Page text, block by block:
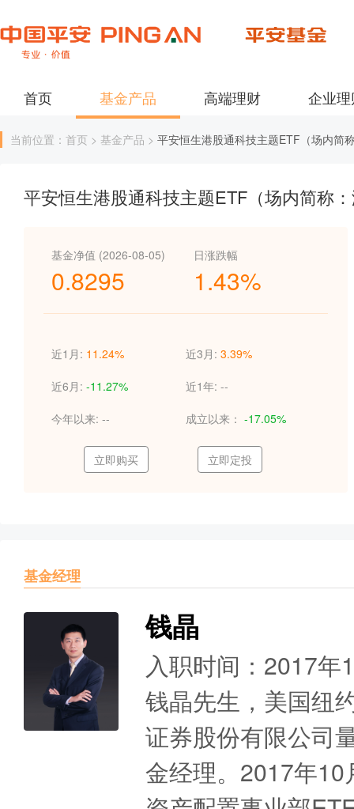
首页 基金产品 高端理财 企业
当前位置：首页 > 基金产品 > 平安恒生港股通科技主题ETF（场内简
平安恒生港股通科技主题ETF（场内简称
基金净值 (2026-08-05)
0.8295
日涨跌幅
1.43%
近1月: 11.24% 近3月: 3.39%
近6月: -11.27% 近1年: --
今年以来: -- 成立以来： -17.05%
立即购买 立即定投
基金经理
钱晶
入职时间：2017年
钱晶先生，美国纽
证券股份有限公司
金经理。2017年